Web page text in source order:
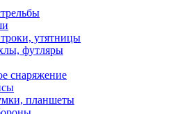
утятницы
футляры
снаряжение
планшеты